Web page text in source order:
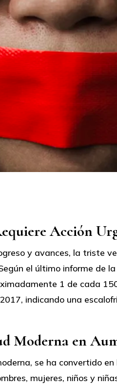
Acción
y avances, la triste
el último informe de
1 de cada
indicando una
Moderna en
se ha convertido
mujeres, niños y